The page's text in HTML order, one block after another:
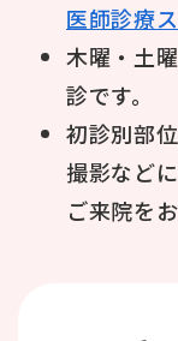
医師診療
木曜・土
診です。
初診別部
撮影など
ご来院を